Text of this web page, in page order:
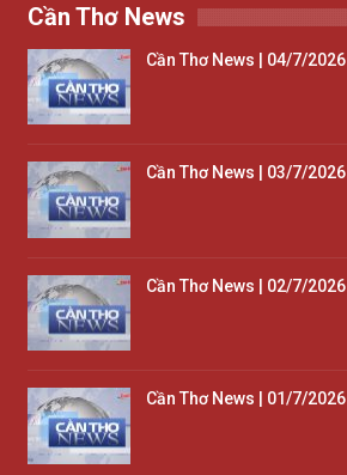
Cần Thơ News
Cần Thơ News | 04/7/2026
Cần Thơ News | 03/7/2026
Cần Thơ News | 02/7/2026
Cần Thơ News | 01/7/2026